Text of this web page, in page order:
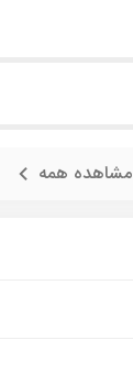
مشاهده همه